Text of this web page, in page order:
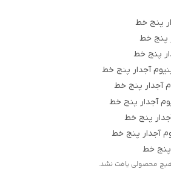
پنج خط
پنج خط
پنج خط
آجدار پنج خط
آجدار پنج خط
آجدار پنج خط
پنج خط
آجدار پنج خط
پنج خط
محصولی یافت نشد.